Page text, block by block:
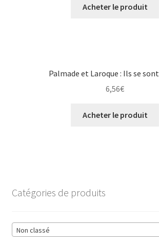
Acheter le produit
Palmade et Laroque : Ils se
6,56€
Acheter le produit
Catégories de produits
Non classé